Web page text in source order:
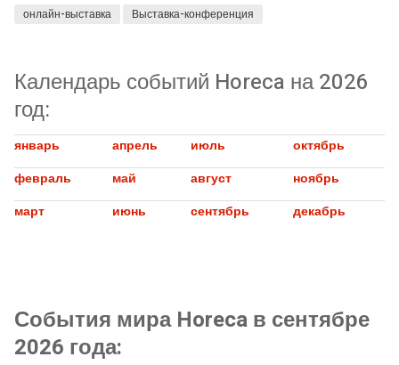
онлайн-выставка
Выставка-конференция
Календарь событий Horeca на 2026
год:
январь апрель июль
октябрь
февраль
май август
ноябрь
март
июнь сентябрь декабрь
События мира Horeca в сентябре
2026 года: